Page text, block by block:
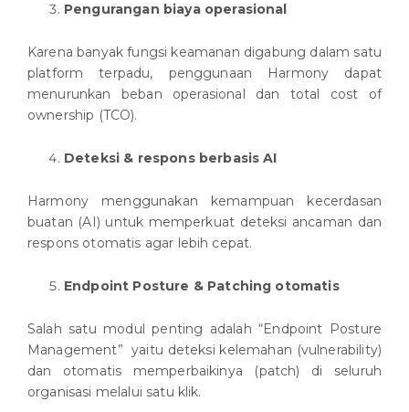
Pengurangan biaya operasional
Karena banyak fungsi keamanan digabung dalam satu
platform terpadu, penggunaan Harmony dapat
menurunkan beban operasional dan total cost of
ownership (TCO).
Deteksi & respons berbasis AI
Harmony menggunakan kemampuan kecerdasan
buatan (AI) untuk memperkuat deteksi ancaman dan
respons otomatis agar lebih cepat.
Endpoint Posture & Patching otomatis
Salah satu modul penting adalah “Endpoint Posture
Management” yaitu deteksi kelemahan (vulnerability)
dan otomatis memperbaikinya (patch) di seluruh
organisasi melalui satu klik.